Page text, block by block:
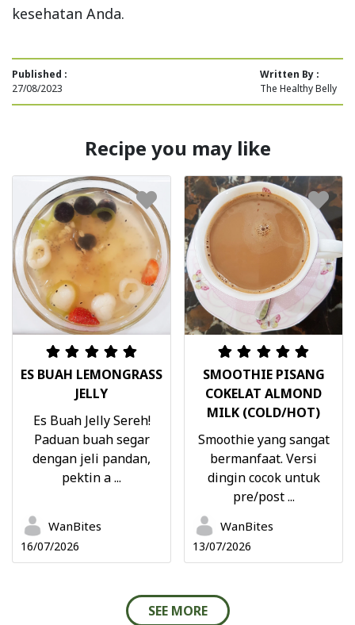
kesehatan Anda.
Published :
27/08/2023
Written By :
The Healthy Belly
Recipe you may like
ES BUAH LEMONGRASS
JELLY
Es Buah Jelly Sereh!
Paduan buah segar
dengan jeli pandan,
pektin a ...
WanBites
16/07/2026
SMOOTHIE PISANG
COKELAT ALMOND
MILK (COLD/HOT)
Smoothie yang sangat
bermanfaat. Versi
dingin cocok untuk
pre/post ...
WanBites
13/07/2026
SEE MORE